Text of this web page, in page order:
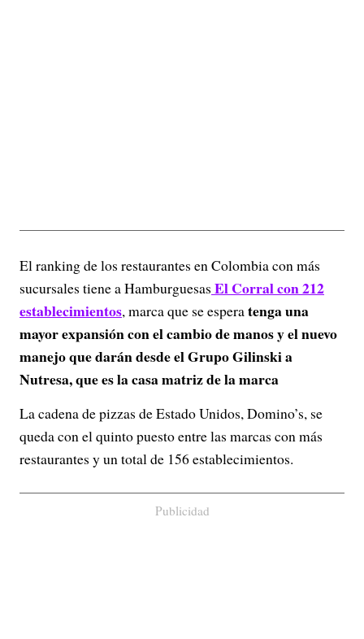
El ranking de los restaurantes en Colombia con más
sucursales tiene a Hamburguesas El Corral con 212
establecimientos, marca que se esperatenga una
mayor expansión con el cambio de manos y el nuevo
manejo que darán desde el Grupo Gilinski a
Nutresa, que es la casa matriz de la marca
La cadena de pizzas de Estado Unidos, Domino’s, se
queda con el quinto puesto entre las marcas con más
restaurantes y un total de 156 establecimientos.
Publicidad